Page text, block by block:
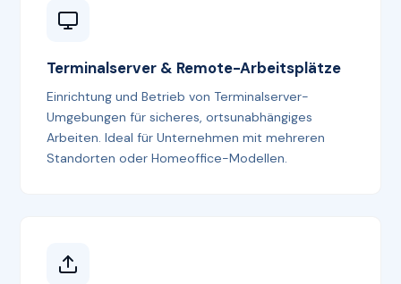
Terminalserver & Remote-Arbeitsplätze
Einrichtung und Betrieb von Terminalserver-
Umgebungen für sicheres, ortsunabhängiges
Arbeiten. Ideal für Unternehmen mit mehreren
Standorten oder Homeoffice-Modellen.